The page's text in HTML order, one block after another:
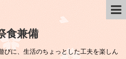
食兼備
びに、生活のちょっとした工夫を楽しん